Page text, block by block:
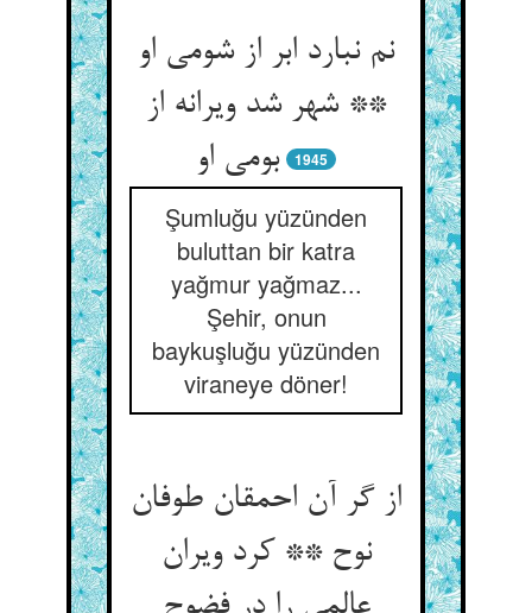
نم نبارد ابر از شومی او
** شهر شد ویرانه از
بومی او
1945
Şumluğu yüzünden
buluttan bir katra
yağmur yağmaz...
Şehir, onun
baykuşluğu yüzünden
viraneye döner!
از گر آن احمقان طوفان
نوح ** کرد ویران